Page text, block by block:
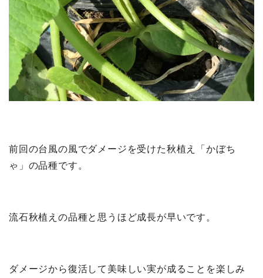
前回の台風の風でダメージを受けた秋植え「かぼち
ゃ」の品種です。
流石秋植えの品種と思うほど成長が早いです。
ダメージから復活して美味しい実が成ることを楽しみ